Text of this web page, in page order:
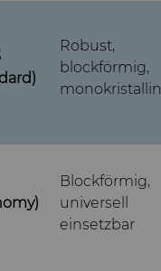
Robust,
blockförmig,
monokristallin
Blockförmig,
universell
einsetzbar